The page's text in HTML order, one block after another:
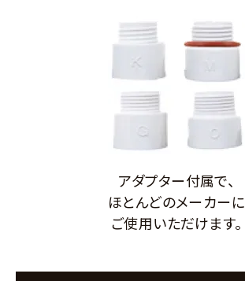
アダプター付属で、
ほとんどのメーカーに
ご使用いただけます。